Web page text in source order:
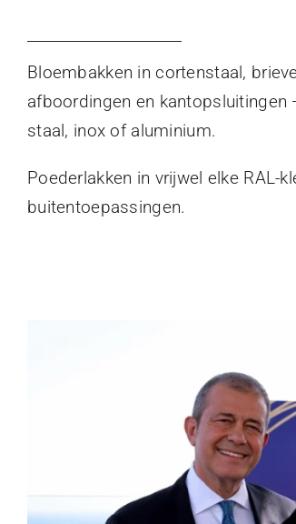
Bloembakken in cortenstaal,
afboordingen en
staal, inox of aluminium.
Poederlakken in vrijwel elke RAL-
buitentoepassingen.